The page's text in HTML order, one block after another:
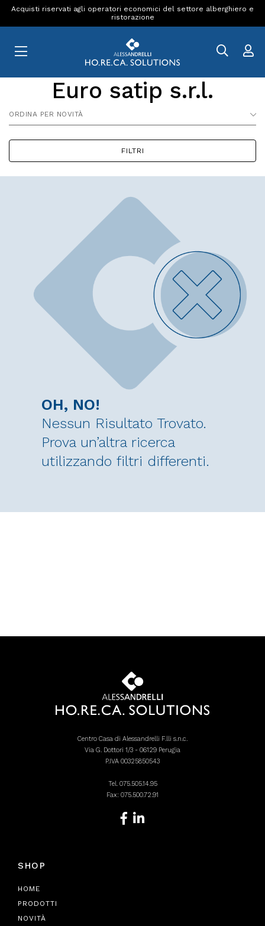
Acquisti riservati agli operatori economici del settore alberghiero e
ristorazione
Euro satip s.r.l.
ORDINA PER NOVITÀ
FILTRI
OH, NO!
Nessun Risultato Trovato.
Prova un’altra ricerca
utilizzando filtri differenti.
Centro Casa di Alessandrelli F.lli s.n.c.
Via G. Dottori 1/3 - 06129 Perugia
P.IVA 00325850543
Tel. 075.505.14.95
Fax: 075.500.72.91
SHOP
HOME
PRODOTTI
NOVITÀ